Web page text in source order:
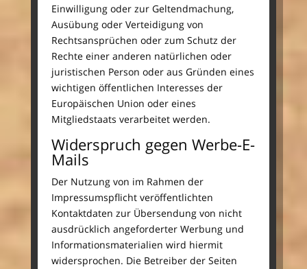
Einwilligung oder zur Geltendmachung,
Ausübung oder Verteidigung von
Rechtsansprüchen oder zum Schutz der
Rechte einer anderen natürlichen oder
juristischen Person oder aus Gründen eines
wichtigen öffentlichen Interesses der
Europäischen Union oder eines
Mitgliedstaats verarbeitet werden.
Widerspruch gegen Werbe-E-
Mails
Der Nutzung von im Rahmen der
Impressumspflicht veröffentlichten
Kontaktdaten zur Übersendung von nicht
ausdrücklich angeforderter Werbung und
Informationsmaterialien wird hiermit
widersprochen. Die Betreiber der Seiten